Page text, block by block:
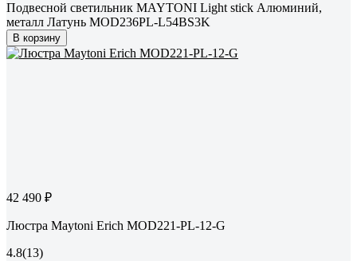
Подвесной светильник MAYTONI Light stick Алюминий,
металл Латунь MOD236PL-L54BS3K
В корзину
42 490 ₽
Люстра Maytoni Erich MOD221-PL-12-G
4.8(13)